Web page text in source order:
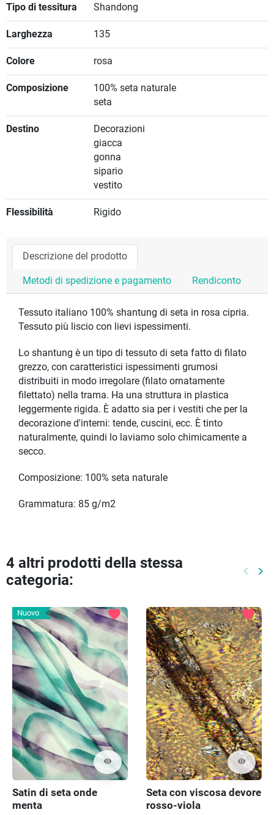
Tipo di tessitura Shandong
Larghezza 135
Colore rosa
Composizione
100% seta naturale
seta
Destino
Decorazioni
giacca
gonna
sipario
vestito
Flessibilità Rigido
Descrizione del prodotto
Metodi di spedizione e pagamento Rendiconto
Tessuto italiano 100% shantung di seta in rosa cipria.
Tessuto più liscio con lievi ispessimenti.
Lo shantung è un tipo di tessuto di seta fatto di filato
grezzo, con caratteristici ispessimenti grumosi
distribuiti in modo irregolare (filato ornatamente
filettato) nella trama. Ha una struttura in plastica
leggermente rigida. È adatto sia per i vestiti che per la
decorazione d'interni: tende, cuscini, ecc. È tinto
naturalmente, quindi lo laviamo solo chimicamente a
secco.
Composizione: 100% seta naturale
Grammatura: 85 g/m2
4 altri prodotti della stessa
categoria:
keyboard_arrow_left keyboard_arrow_right
Nuovo
visibility
favorite
Satin di seta onde
menta
visibility
favorite
Seta con viscosa devore
rosso-viola